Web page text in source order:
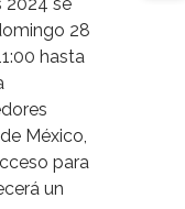
28
hasta
México,
para
un